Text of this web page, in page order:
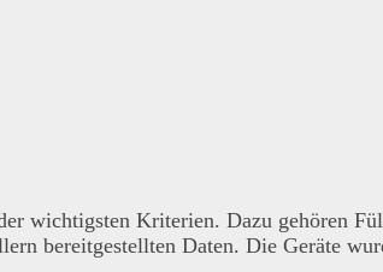
wichtigsten Kriterien. Dazu gehören
bereitgestellten Daten. Die Geräte